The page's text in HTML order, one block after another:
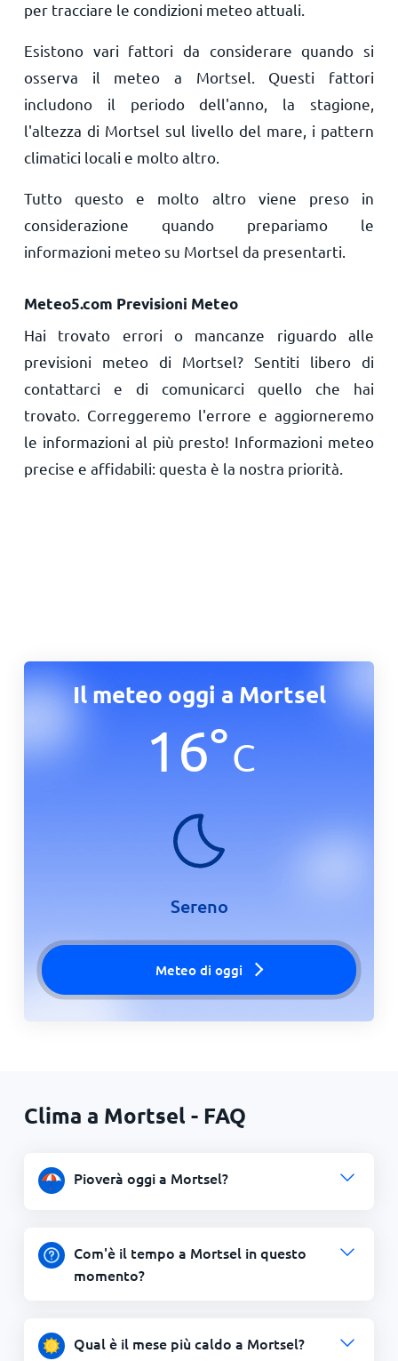
per tracciare le condizioni meteo attuali.
Esistono vari fattori da considerare quando si
osserva il meteo a Mortsel. Questi fattori
includono il periodo dell'anno, la stagione,
l'altezza di Mortsel sul livello del mare, i pattern
climatici locali e molto altro.
Tutto questo e molto altro viene preso in
considerazione quando prepariamo le
informazioni meteo su Mortsel da presentarti.
Meteo5.com Previsioni Meteo
Hai trovato errori o mancanze riguardo alle
previsioni meteo di Mortsel? Sentiti libero di
contattarci e di comunicarci quello che hai
trovato. Correggeremo l'errore e aggiorneremo
le informazioni al più presto! Informazioni meteo
precise e affidabili: questa è la nostra priorità.
Il meteo oggi a Mortsel
16°C
Sereno
Meteo di oggi
Clima a Mortsel - FAQ
Pioverà oggi a Mortsel?
Com'è il tempo a Mortsel in questo
momento?
Qual è il mese più caldo a Mortsel?